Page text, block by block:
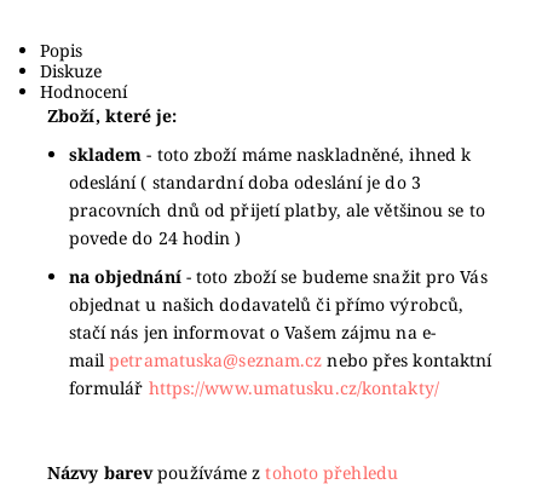
Popis
Diskuze
Hodnocení
Zboží, které je:
skladem - toto zboží máme naskladněné, ihned k
odeslání ( standardní doba odeslání je do 3
pracovních dnů od přijetí platby, ale většinou se to
povede do 24 hodin )
na objednání - toto zboží se budeme snažit pro Vás
objednat u našich dodavatelů či přímo výrobců,
stačí nás jen informovat o Vašem zájmu na e-
mail petramatuska@seznam.cz nebo přes kontaktní
formulář https://www.umatusku.cz/kontakty/
Názvy barev používáme ztohoto přehledu